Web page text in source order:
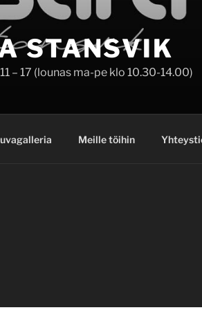
STANSVIK
– 17 (lounas ma-pe klo 10.30-14.00)
Meille töihin